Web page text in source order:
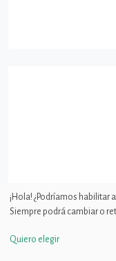
¡Hola! ¿Podríamos
Siempre podrá cambiar o
Quiero elegir